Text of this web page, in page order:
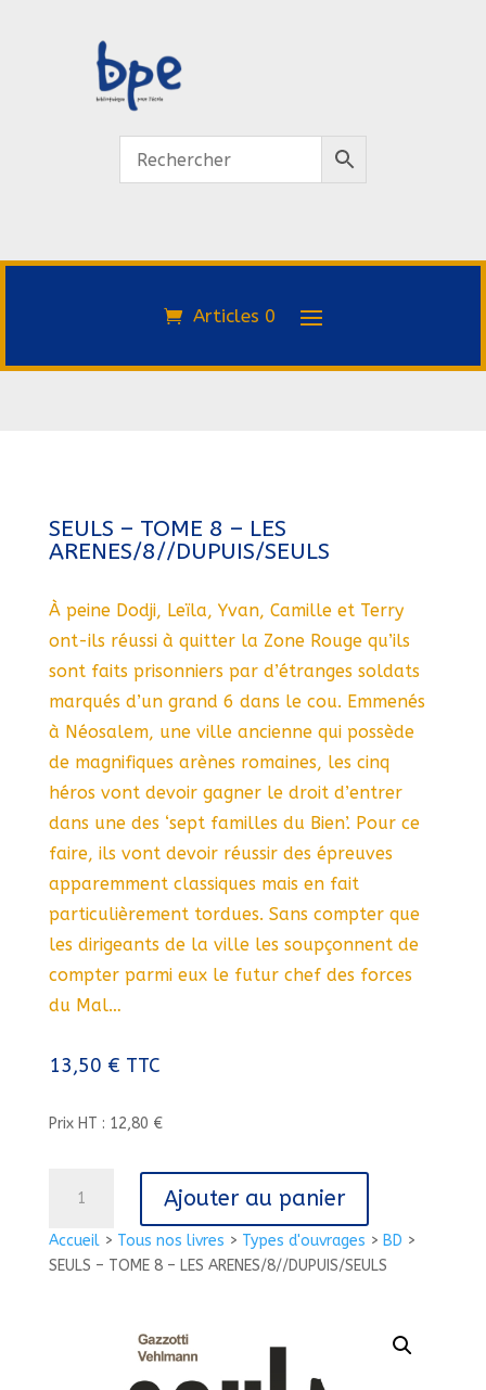
Articles 0
Accueil> Tous nos livres > Types d'ouvrages > BD >
SEULS – TOME 8 – LES ARENES/8//DUPUIS/SEULS
SEULS – TOME 8 – LES
ARENES/8//DUPUIS/SEULS
À peine Dodji, Leïla, Yvan, Camille et Terry
ont-ils réussi à quitter la Zone Rouge qu’ils
sont faits prisonniers par d’étranges soldats
marqués d’un grand 6 dans le cou. Emmenés
à Néosalem, une ville ancienne qui possède
de magnifiques arènes romaines, les cinq
héros vont devoir gagner le droit d’entrer
dans une des ‘sept familles du Bien’. Pour ce
faire, ils vont devoir réussir des épreuves
apparemment classiques mais en fait
particulièrement tordues. Sans compter que
les dirigeants de la ville les soupçonnent de
compter parmi eux le futur chef des forces
du Mal…
13,50 € TTC
Prix HT : 12,80 €
SEULS
-
ARENES/8//DUPUIS/SEULS
Ajouter au panier